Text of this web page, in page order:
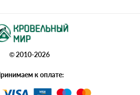
© 2010-2026
к оплате: